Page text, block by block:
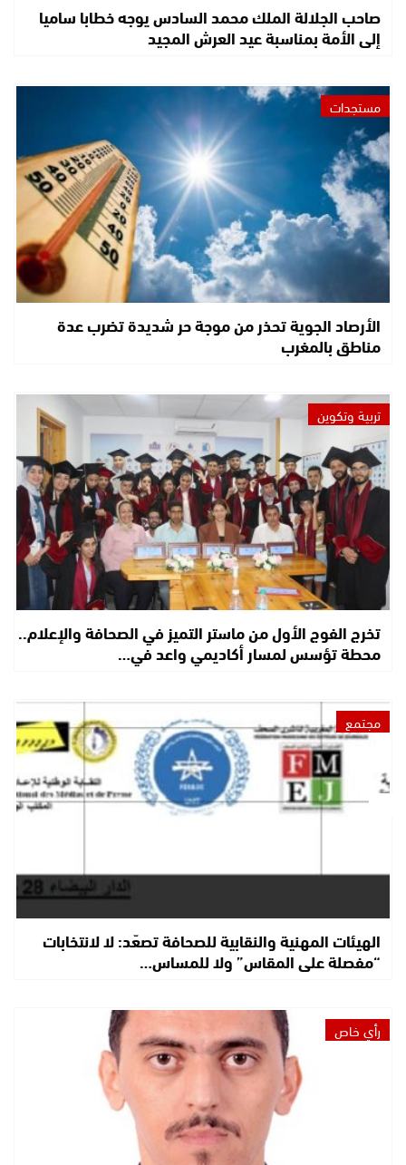
صاحب الجلالة الملك محمد السادس يوجه خطابا ساميا
إلى الأمة بمناسبة عيد العرش المجيد
مستجدات
الأرصاد الجوية تحذر من موجة حر شديدة تضرب عدة
مناطق بالمغرب
تربية وتكوين
تخرج الفوج الأول من ماستر التميز في الصحافة والإعلام..
محطة تؤسس لمسار أكاديمي واعد في…
مجتمع
الهيئات المهنية والنقابية للصحافة تصعّد: لا لانتخابات
“مفصلة على المقاس” ولا للمساس…
رأي خاص